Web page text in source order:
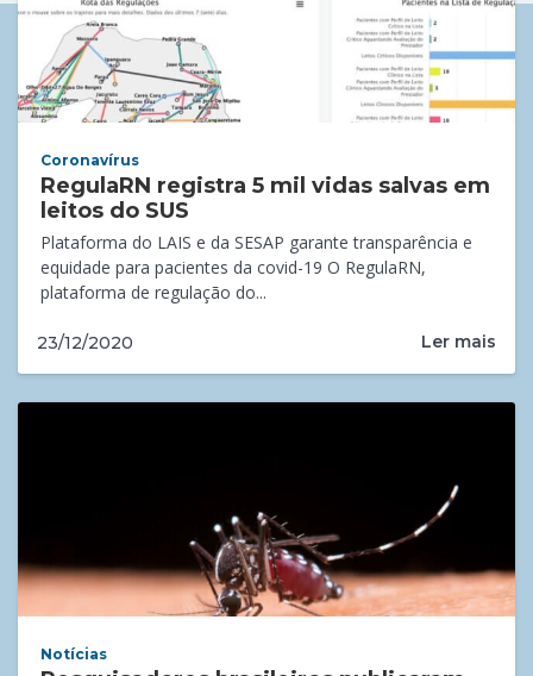
Coronavírus
RegulaRN registra 5 mil vidas salvas em
leitos do SUS
Plataforma do LAIS e da SESAP garante transparência e
equidade para pacientes da covid-19 O RegulaRN,
plataforma de regulação do...
23/12/2020 Ler mais
Notícias